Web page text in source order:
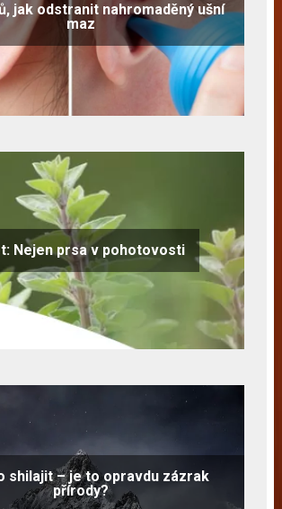
jak odstranit nahromaděný ušní
maz
Nejen prsa v pohotovosti
shilajit – je to opravdu zázrak
přírody?